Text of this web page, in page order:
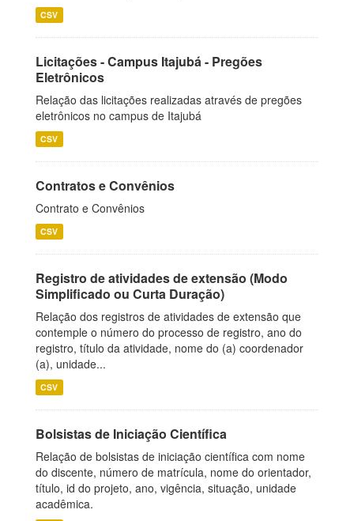
CSV
Licitações - Campus Itajubá - Pregões
Eletrônicos
Relação das licitações realizadas através de pregões
eletrônicos no campus de Itajubá
CSV
Contratos e Convênios
Contrato e Convênios
CSV
Registro de atividades de extensão (Modo
Simplificado ou Curta Duração)
Relação dos registros de atividades de extensão que
contemple o número do processo de registro, ano do
registro, título da atividade, nome do (a) coordenador
(a), unidade...
CSV
Bolsistas de Iniciação Científica
Relação de bolsistas de iniciação científica com nome
do discente, número de matrícula, nome do orientador,
título, id do projeto, ano, vigência, situação, unidade
acadêmica.